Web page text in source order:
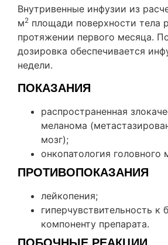
Внутривенные инфузии из
м2 площади поверхности тела
протяжении первого месяца.
дозировка обеспечивается
недели.
ПОКАЗАНИЯ
распространенная
меланома
мозг);
онкопатология головного
ПРОТИВОПОКАЗАНИЯ
лейкопения;
гиперчувствительность к
компоненту препарата.